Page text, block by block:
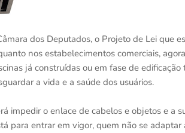
dos Deputados, o Projeto de Lei que
nos estabelecimentos comerciais,
já construídas ou em fase de
a vida e a saúde dos usuários.
impedir o enlace de cabelos e objetos e a
para entrar em vigor, quem não se